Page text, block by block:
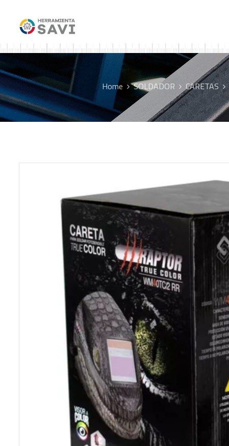
Home SOLDADOR CARETAS